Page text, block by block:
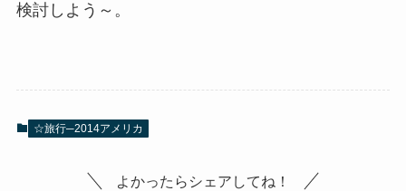
検討しよう～。
☆旅行─2014アメリカ
よかったらシェアしてね！